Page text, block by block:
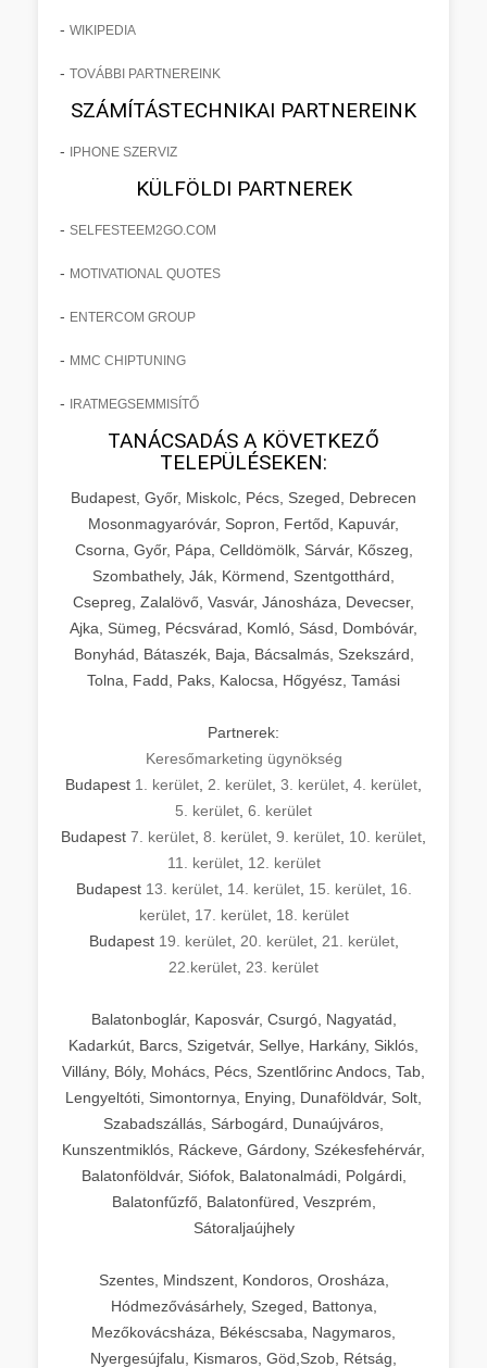
- WIKIPEDIA
- TOVÁBBI PARTNEREINK
SZÁMÍTÁSTECHNIKAI PARTNEREINK
- IPHONE SZERVIZ
KÜLFÖLDI PARTNEREK
- SELFESTEEM2GO.COM
- MOTIVATIONAL QUOTES
- ENTERCOM GROUP
- MMC CHIPTUNING
- IRATMEGSEMMISÍTŐ
TANÁCSADÁS A KÖVETKEZŐ
TELEPÜLÉSEKEN:
Budapest, Győr, Miskolc, Pécs, Szeged, Debrecen
Mosonmagyaróvár, Sopron, Fertőd, Kapuvár,
Csorna, Győr, Pápa, Celldömölk, Sárvár, Kőszeg,
Szombathely, Ják, Körmend, Szentgotthárd,
Csepreg, Zalalövő, Vasvár, Jánosháza, Devecser,
Ajka, Sümeg, Pécsvárad, Komló, Sásd, Dombóvár,
Bonyhád, Bátaszék, Baja, Bácsalmás, Szekszárd,
Tolna, Fadd, Paks, Kalocsa, Hőgyész, Tamási
Partnerek:
Keresőmarketing ügynökség
Budapest 1. kerület 2. kerület 3. kerület 4. kerület
5. kerület 6. kerület
Budapest 7. kerület 8. kerület 9. kerület 10. kerület
11. kerület, 12. kerület
Budapest 13. kerület, 14. kerület, 15. kerület, 16.
kerület, 17. kerület, 18. kerület
Budapest 19. kerület, 20. kerület, 21. kerület,
22.kerület 23. kerület
Balatonboglár, Kaposvár, Csurgó, Nagyatád,
Kadarkút, Barcs, Szigetvár, Sellye, Harkány, Siklós,
Villány, Bóly, Mohács, Pécs, Szentlőrinc Andocs, Tab,
Lengyeltóti, Simontornya, Enying, Dunaföldvár, Solt,
Szabadszállás, Sárbogárd, Dunaújváros,
Kunszentmiklós, Ráckeve, Gárdony, Székesfehérvár,
Balatonföldvár, Siófok, Balatonalmádi, Polgárdi,
Balatonfűzfő, Balatonfüred, Veszprém,
Sátoraljaújhely
Szentes, Mindszent, Kondoros, Orosháza,
Hódmezővásárhely, Szeged, Battonya,
Mezőkovácsháza, Békéscsaba, Nagymaros,
Nyergesújfalu, Kismaros, Göd,Szob, Rétság,